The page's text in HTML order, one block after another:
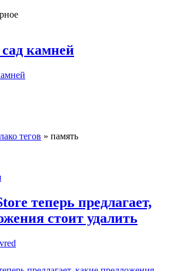
камней
тегов » память
теперь предлагает,
стоит удалить